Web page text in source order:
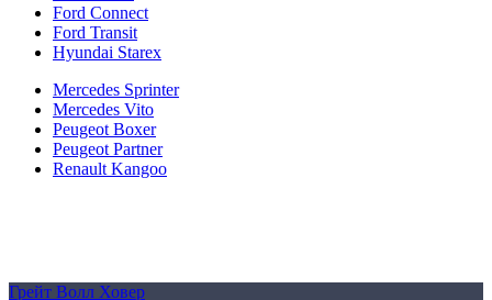
Ford Connect
Ford Transit
Hyundai Starex
Mercedes Sprinter
Mercedes Vito
Peugeot Boxer
Peugeot Partner
Renault Kangoo
Грейт Волл Ховер